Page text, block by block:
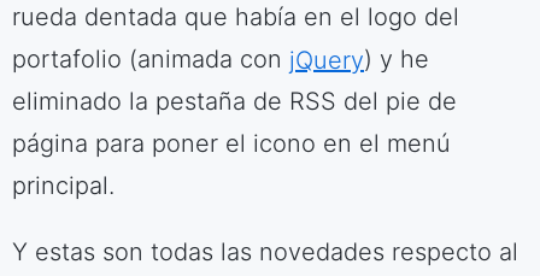
rueda dentada que había en el logo del
portafolio (animada con jQuery) y he
eliminado la pestaña de RSS del pie de
página para poner el icono en el menú
principal.
Y estas son todas las novedades respecto al